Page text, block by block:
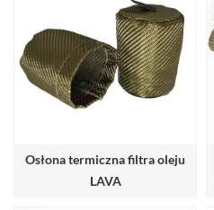
Osłona termiczna filtra oleju
LAVA